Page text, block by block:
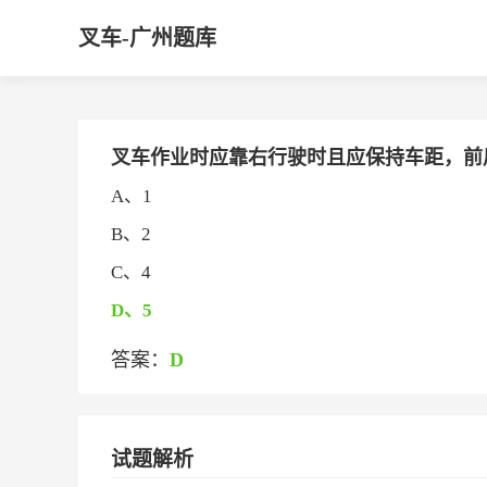
叉车-广州题库
叉车作业时应靠右行驶时且应保持车距，前
A、1
B、2
C、4
D、5
答案： D
试题解析